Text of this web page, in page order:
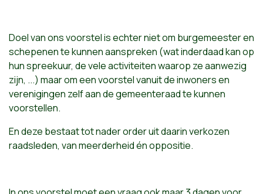
Doel van ons voorstel is echter niet om burgemeester en
schepenen te kunnen aanspreken (wat inderdaad kan op
hun spreekuur, de vele activiteiten waarop ze aanwezig
zijn, ...) maar om een voorstel vanuit de inwoners en
verenigingen zelf aan de gemeenteraad te kunnen
voorstellen.
En deze bestaat tot nader order uit daarin verkozen
raadsleden, van meerderheid én oppositie.